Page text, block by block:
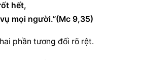
hết,
mọi người.”(Mc 9,35)
phần tương đối rõ rệt.